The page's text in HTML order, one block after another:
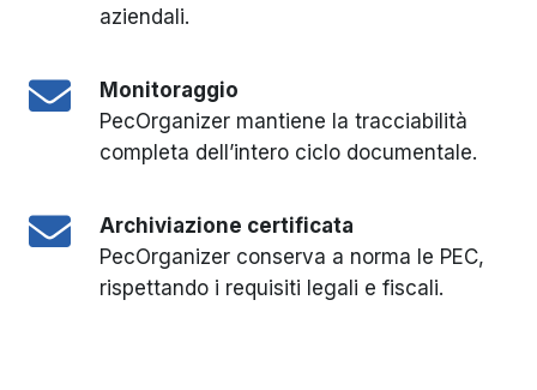
aziendali.
Monitoraggio
PecOrganizer mantiene la tracciabilità
completa dell’intero ciclo documentale.
Archiviazione certificata
PecOrganizer conserva a norma le PEC,
rispettando i requisiti legali e fiscali.